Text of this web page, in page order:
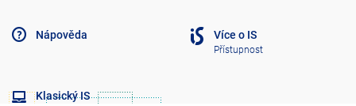
Nápověda
Klasický IS
Více o IS
Přístupnost